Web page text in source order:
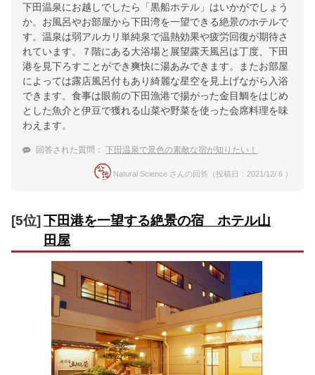
下田温泉にお越しでしたら「黒船ホテル」はいかがでしょう
か。お風呂やお部屋から下田湾を一望できる絶景のホテルで
す。温泉は弱アルカリ単純泉で温熱効果や疲労回復が期待さ
れています。７階にある大浴場と展望露天風呂は丁度、下田
港を見下ろすことができ爽快に湯あみできます。またお部屋
によっては露店風呂付もあり綺麗な星空を見上げながら入浴
できます。食事は眼前の下田漁港で揚がった金目鯛をはじめ
とした魚介と伊豆で獲れる山菜や野菜を使った会席料理を味
わえます。
回答された質問： 下田温泉で景色の素敵な宿が知りたい！
Natural Science さんの回答（投稿日：2021/12/ 6 ）
[5位] 下田港を一望する絶景の宿 ホテル山
田屋